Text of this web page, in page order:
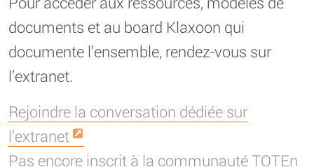
documents et au board Klaxoon qui
documente l’ensemble, rendez-vous sur
l’extranet.
Rejoindre la conversation dédiée sur
l’extranet
Pas encore inscrit à la communauté TOTEn